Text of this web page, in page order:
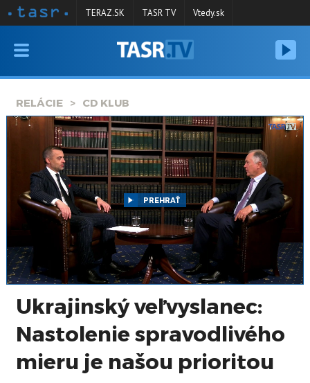
VYSIELANIE
SPRAVODAJSTVO
KONTAKT
ARCHÍV
TERAZ.SK TASR TV Vtedy.sk
RELÁCIE CD KLUB
PREHRAŤ
Ukrajinský veľvyslanec:
Nastolenie spravodlivého
mieru je našou prioritou